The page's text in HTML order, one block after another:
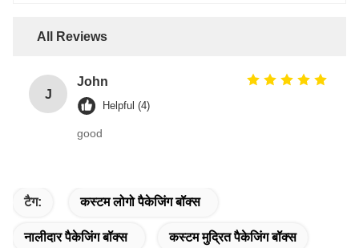
All Reviews
J
John
Helpful (4)
good
टैग: कस्टम लोगो पैकेजिंग बॉक्स
नालीदार पैकेजिंग बॉक्स कस्टम मुद्रित पैकेजिंग बॉक्स